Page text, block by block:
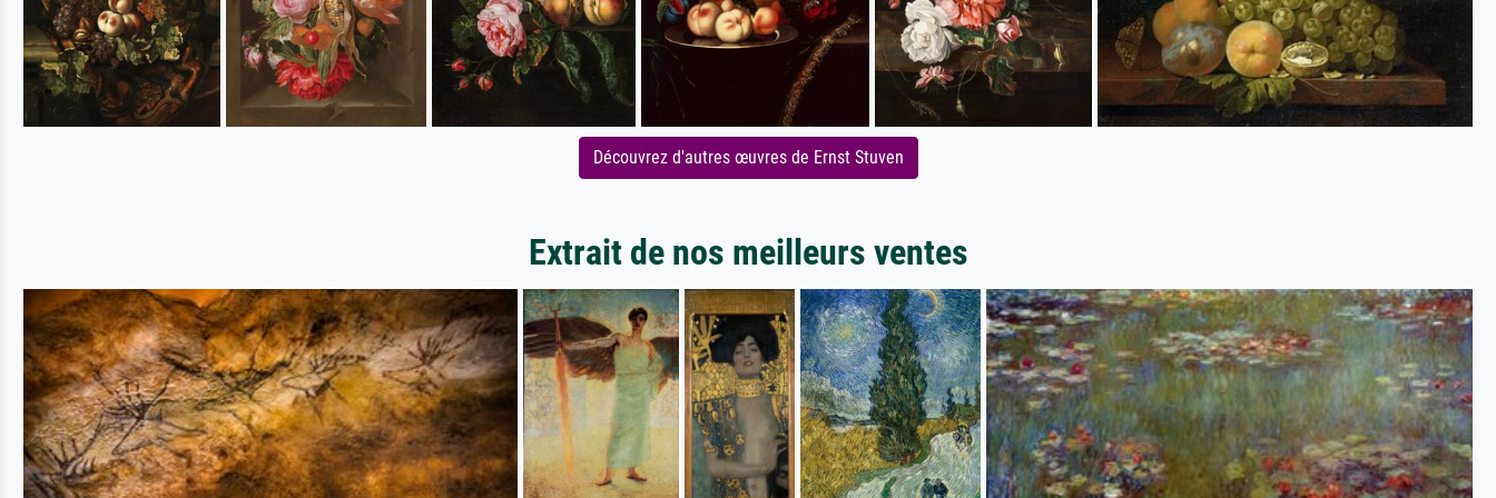
Découvrez d'autres œuvres de Ernst Stuven
Extrait de nos meilleurs ventes